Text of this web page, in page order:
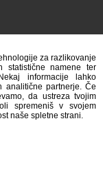
za razlikovanje
statistične namene ter
informacije lahko
analitične partnerje. Če
da ustreza tvojim
spremeniš v svojem
naše spletne strani.